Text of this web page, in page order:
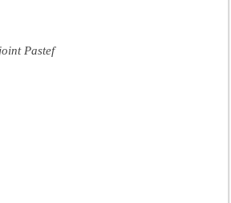
Pastef